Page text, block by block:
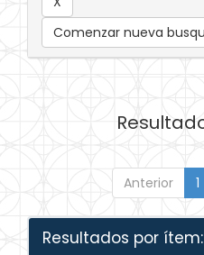
Comenzar nueva
Anterior 1
Resultados por ítem: